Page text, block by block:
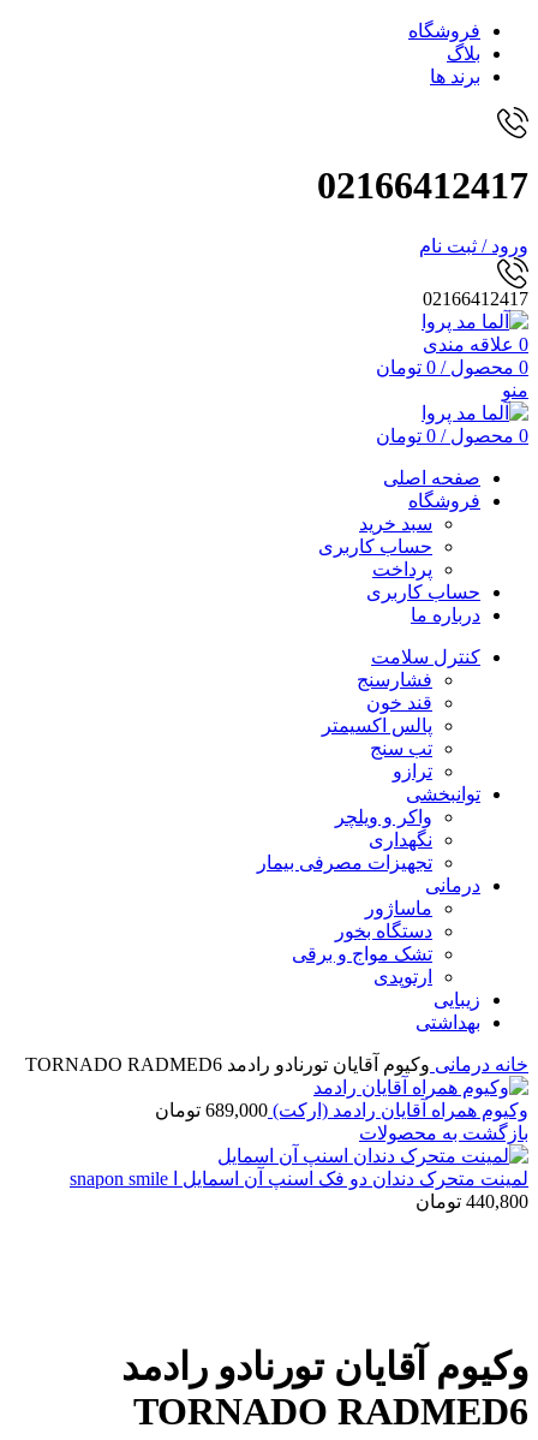
فروشگاه
بلاگ
برند ها
02166412417
ورود / ثبت نام
02166412417
0 علاقه مندی
0 محصول /
0 تومان
منو
0 محصول /
0 تومان
صفحه اصلی
فروشگاه
سبد خرید
حساب کاربری
پرداخت
حساب کاربری
درباره ما
کنترل سلامت
فشارسنج
قند خون
پالس اکسیمتر
تب سنج
ترازو
توانبخشی
واکر و ویلچر
نگهداری
تجهیزات مصرفی بیمار
درمانی
ماساژور
دستگاه بخور
تشک مواج و برقی
ارتوپدی
زیبایی
بهداشتی
خانه درمانی وکیوم آقایان تورنادو رادمد TORNADO RADMED6
وکیوم همراه آقایان رادمد (ارکت) 689,000 تومان
بازگشت به محصولات
لمینت متحرک دندان دو فک اسنپ آن اسمایل ا snapon smile
440,800 تومان
وکیوم آقایان تورنادو رادمد
TORNADO RADMED6